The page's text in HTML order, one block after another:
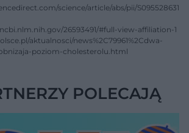
science/article/abs/pii/S095528631
26593491/#full-view-affiliation-1
aktualnosci/news%2C79961%2Cdwa-
poziom-cholesterolu.html
POLECAJĄ